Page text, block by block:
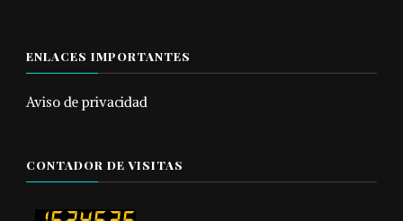
ENLACES IMPORTANTES
Aviso de privacidad
CONTADOR DE VISITAS